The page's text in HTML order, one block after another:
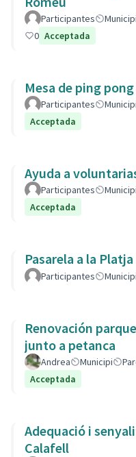
Participantes Municipi
0 Acceptada
Mesa de ping pong
Participantes Municipi
Acceptada
Ayuda a
Participantes Municipi
Acceptada
Pasarela a la Platja
Participantes Municipi
Renovación
junto a petanca
Andrea Municipi
Acceptada
Adequació i
Calafell